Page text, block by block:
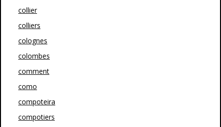
collier
colliers
colognes
colombes
comment
como
compoteira
compotiers